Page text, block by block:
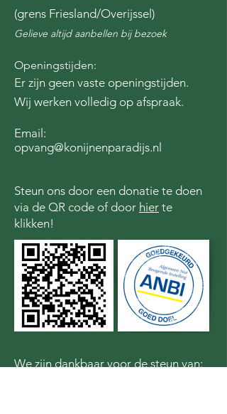
(grens Friesland/Overijssel)
Gelieve altijd aanbellen bij bezoek
Openingstijden:
Er zijn geen vaste openingstijden.
Wij werken volledig op afspraak.
Email:
opvang@konijnenparadijs.nl
Steun ons door een donatie te doen
via de QR code of door hier te
klikken!
We zijn dankbaar voor de steun van: